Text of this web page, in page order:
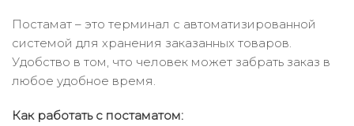
Постамат – это терминал с автоматизированной
системой для хранения заказанных товаров.
Удобство в том, что человек может забрать заказ в
любое удобное время.
Как работать с постаматом: